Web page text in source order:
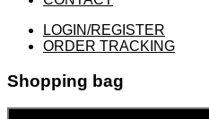
LOGIN/REGISTER
ORDER TRACKING
Shopping bag